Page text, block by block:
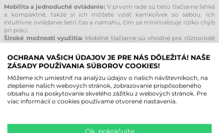
Mobilita a jednoduché ovládanie: V prvom rade sú tieto tlačiarne ľahké
a kompaktné, takže si ich môžete vziať kamkoľvek so sebou. Ich
intuitívne ovládanie šetrí čas a námahu, čím sa minimalizuje riziko chýb
pri práci.
Široké možnosti využitia: Mobilné tlačiarne sú vhodné pre rôznorodé
identifikáciu osôb na podujatiach. Etikety vytlačené na mieste uľahčujú
procesy v každej situácii.
Efektivita a presnosť:Používanie prenosných tlačiarní výrazne zvyšuje
presnosť práce. Zatiaľ čo pri ručnom popisovaní je riziko chyby vysoké,
štítky z tlačiarne sú vždy presné, čitateľné a pôsobia profesionálne.
Tlačiareň vytvorí štítok ihneď po zadaní údajov, bez potreby ďalšieho
zásahu.
MOŽNOSTI POUŽITIA MOBILNEJ
OCHRANA VAŠICH ÚDAJOV JE PRE NÁS DÔLEŽITÁ! NAŠE
ZÁSADY POUŽÍVANIA SÚBOROV COOKIES!
Môžeme ich umiestniť na analýzu údajov o našich návštevníkoch, na
zlepšenie našich webových stránok, zobrazovanie prispôsobeného
obsahu a na poskytovanie skvelého zážitku z webových stránok. Pre
viac informácií o cookies používame otvorené nastavenia.
Ok, pokračujte